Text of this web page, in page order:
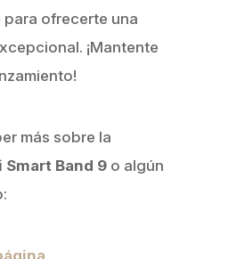
ofrecerte una
¡Mantente
más sobre la
Smart Band 9 o algún